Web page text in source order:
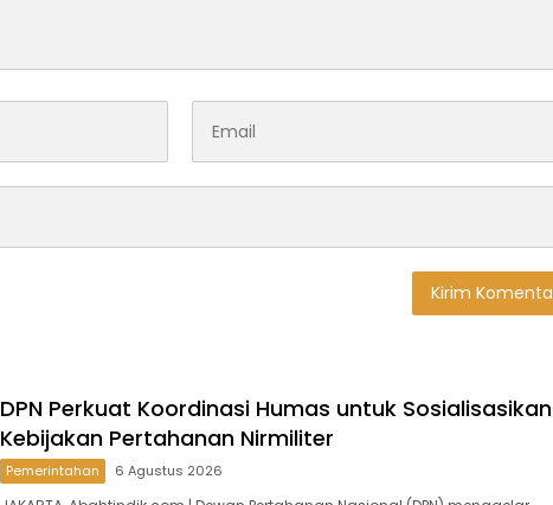
DPN Perkuat Koordinasi Humas untuk Sosialisasikan
Kebijakan Pertahanan Nirmiliter
Pemerintahan 6 Agustus 2026